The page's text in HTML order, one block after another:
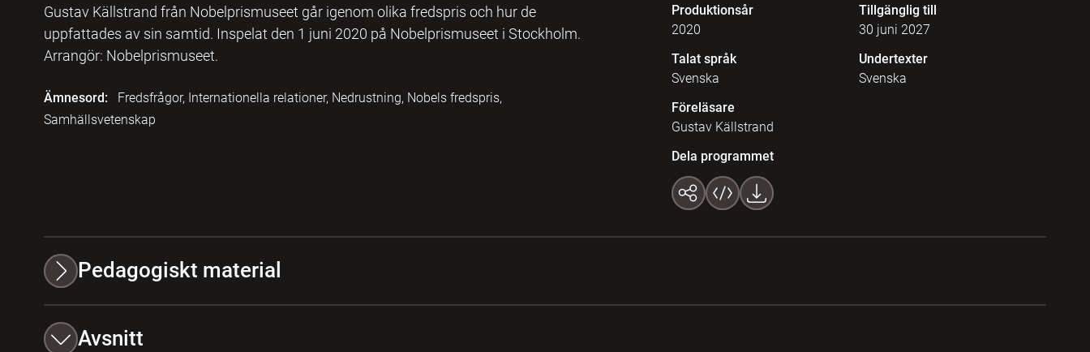
Gustav Källstrand från Nobelprismuseet går igenom olika fredspris och hur de
uppfattades av sin samtid. Inspelat den 1 juni 2020 på Nobelprismuseet i Stockholm.
Arrangör: Nobelprismuseet.
Ämnesord:
Fredsfrågor, Internationella relationer, Nedrustning, Nobels fredspris,
Samhällsvetenskap
Produktionsår
2020
Tillgänglig till
30 juni 2027
Talat språk
Svenska
Undertexter
Svenska
Föreläsare
Gustav Källstrand
Dela programmet
Pedagogiskt material
Avsnitt